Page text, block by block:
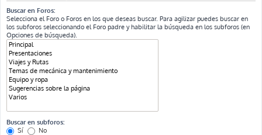
Buscar en Foros:
Selecciona el Foro o Foros en los que deseas buscar. Para agilizar puedes buscar en
los subforos seleccionando el Foro padre y habilitar la búsqueda en los subforos (en
Opciones de búsqueda).
Buscar en subforos:
Sí
No